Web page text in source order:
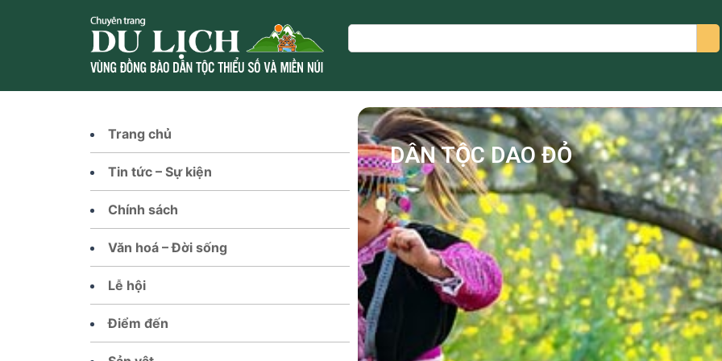
Search
Trang chủ
Tin tức – Sự kiện
Chính sách
Văn hoá – Đời sống
Lễ hội
Điểm đến
DÂN TỘC DAO ĐỎ